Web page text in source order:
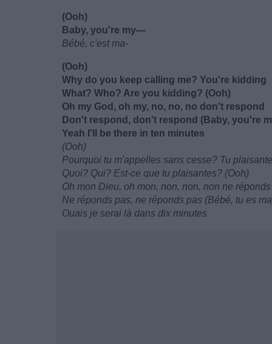
(Ooh)
Baby, you're my—
Bébé, c'est ma-
(Ooh)
Why do you keep calling me? You're kidding
What? Who? Are you kidding? (Ooh)
Oh my God, oh my, no, no, no don't respond
Don't respond, don't respond (Baby, you're
Yeah I'll be there in ten minutes
(Ooh)
Pourquoi tu m'appelles sans cesse? Tu
Quoi? Qui? Est-ce que tu plaisantes? (Ooh)
Oh mon Dieu, oh mon, non, non, non ne
Ne réponds pas, ne réponds pas (Bébé, tu es
Ouais je serai là dans dix minutes